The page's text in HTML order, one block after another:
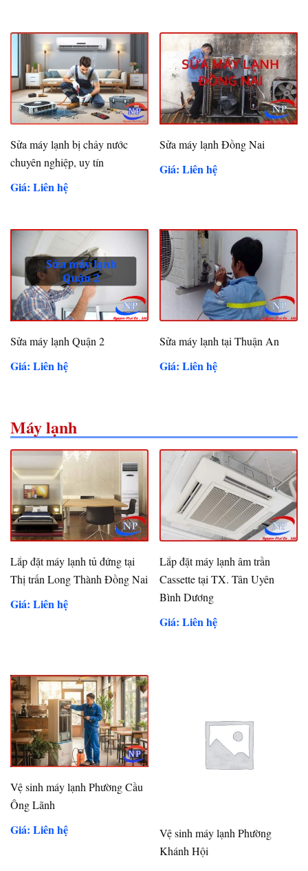
Sửa máy lạnh bị chảy nước
chuyên nghiệp, uy tín
Giá: Liên hệ
Sửa máy lạnh Đồng Nai
Giá: Liên hệ
Sửa máy lạnh Quận 2
Giá: Liên hệ
Sửa máy lạnh tại Thuận An
Giá: Liên hệ
Máy lạnh
Lắp đặt máy lạnh tủ đứng tại
Thị trấn Long Thành Đồng Nai
Giá: Liên hệ
Lắp đặt máy lạnh âm trần
Cassette tại TX. Tân Uyên
Bình Dương
Giá: Liên hệ
Vệ sinh máy lạnh Phường Cầu
Ông Lãnh
Giá: Liên hệ
Vệ sinh máy lạnh Phường
Khánh Hội